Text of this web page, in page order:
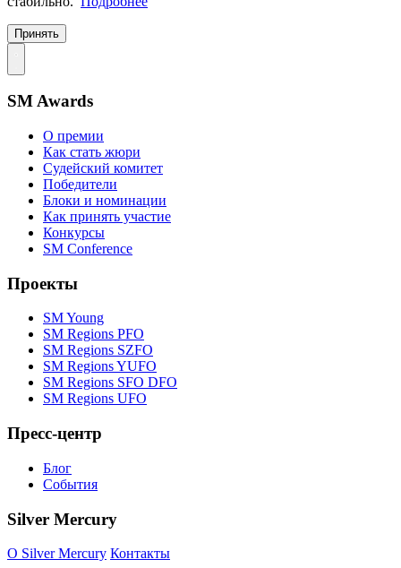
Принять
SM Awards
О премии
Как стать жюри
Судейский комитет
Победители
Блоки и номинации
Как принять участие
Конкурсы
SM Conference
Проекты
SM Young
SM Regions PFO
SM Regions SZFO
SM Regions YUFO
SM Regions SFO DFO
SM Regions UFO
Пресс-центр
Блог
События
Silver Mercury
O Silver Mercury Контакты